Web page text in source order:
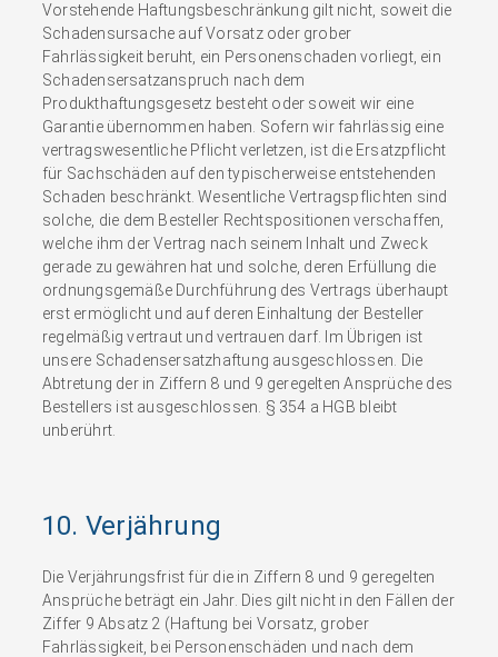
Vorstehende Haftungsbeschränkung gilt nicht, soweit die
Schadensursache auf Vorsatz oder grober
Fahrlässigkeit beruht, ein Personenschaden vorliegt, ein
Schadensersatzanspruch nach dem
Produkthaftungsgesetz besteht oder soweit wir eine
Garantie übernommen haben. Sofern wir fahrlässig eine
vertragswesentliche Pflicht verletzen, ist die Ersatzpflicht
für Sachschäden auf den typischerweise entstehenden
Schaden beschränkt. Wesentliche Vertragspflichten sind
solche, die dem Besteller Rechtspositionen verschaffen,
welche ihm der Vertrag nach seinem Inhalt und Zweck
gerade zu gewähren hat und solche, deren Erfüllung die
ordnungsgemäße Durchführung des Vertrags überhaupt
erst ermöglicht und auf deren Einhaltung der Besteller
regelmäßig vertraut und vertrauen darf. Im Übrigen ist
unsere Schadensersatzhaftung ausgeschlossen. Die
Abtretung der in Ziffern 8 und 9 geregelten Ansprüche des
Bestellers ist ausgeschlossen. § 354 a HGB bleibt
unberührt.
10. Verjährung
Die Verjährungsfrist für die in Ziffern 8 und 9 geregelten
Ansprüche beträgt ein Jahr. Dies gilt nicht in den Fällen der
Ziffer 9 Absatz 2 (Haftung bei Vorsatz, grober
Fahrlässigkeit, bei Personenschäden und nach dem